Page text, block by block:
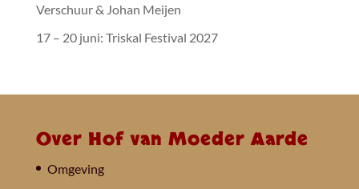
Verschuur & Johan Meijen
17 – 20 juni: Triskal Festival 2027
Over Hof van Moeder Aarde
Omgeving